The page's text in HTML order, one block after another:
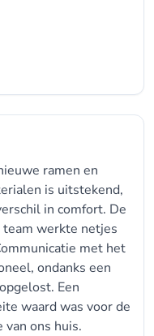
ramen en
is uitstekend,
in comfort. De
werkte netjes
met het
ondanks een
Een
waard was voor de
ons huis.